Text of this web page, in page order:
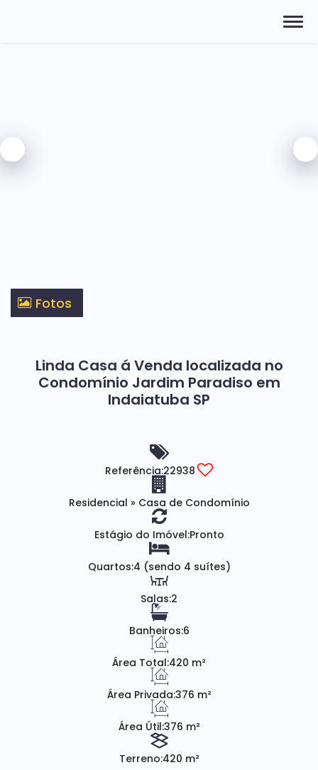
Fotos
Linda Casa á Venda localizada no
Condomínio Jardim Paradiso em
Indaiatuba SP
Referência:22938
Residencial » Casa de Condomínio
Estágio do Imóvel:Pronto
Quartos:4 (sendo 4 suítes)
Salas:2
Banheiros:6
Área Total:420 m²
Área Privada:376 m²
Área Útil:376 m²
Terreno:420 m²